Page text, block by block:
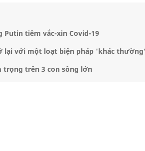
tiêm vắc-xin Covid-19
lại với một loạt biện pháp 'khác thường'
trọng trên 3 con sông lớn